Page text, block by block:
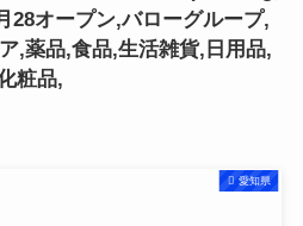
28オープン,バローグループ,
,薬品,食品,生活雑貨,日用品,
粧品,
愛知県